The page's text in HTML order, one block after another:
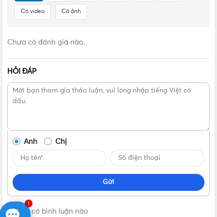
Nguyên lý hoạt động cơ bản của sản phẩm
(1) Năng lượng ánh sáng mặt trời được chuyển thành
điện năng thông qua tấm solar để sạc cho bộ pin
LiFePO4 tích hợp bên trong bộ đèn vào ban ngày
(2) Khi đèn hoạt động bộ pin LiFePO4 cung cấp điện năng
cho bộ đèn sáng duy trì tới 12 Giờ (chế độ AUTO MODE)
Quá trình 1 và 2 được lặp lại.
Có video Có ảnh
Chưa có đánh giá nào.
HỎI ĐÁP
Anh Chị
Gửi
Không có bình luận nào
1